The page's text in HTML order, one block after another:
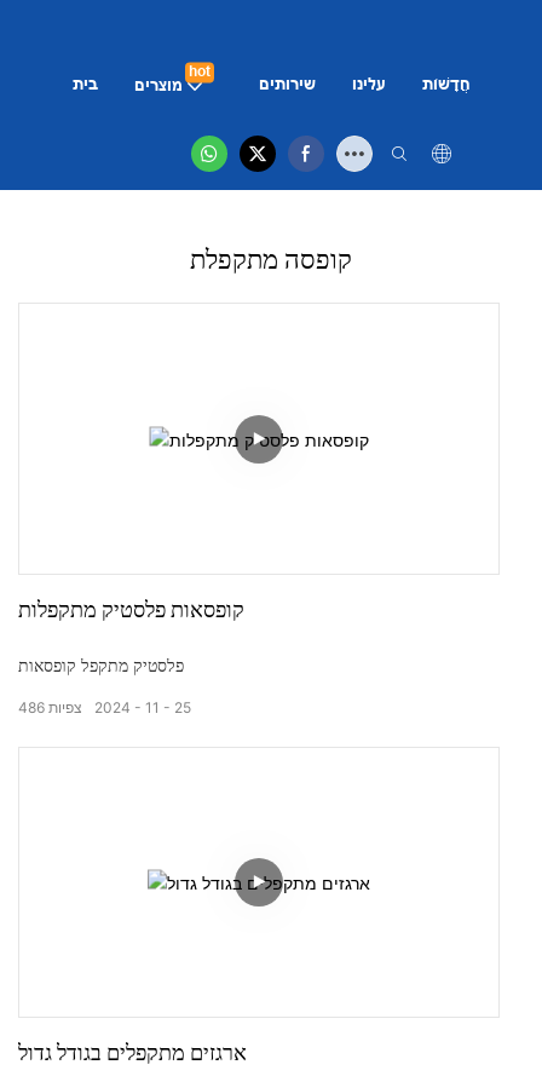
בית מוצרים
hot
שירותים עלינו חֲדָשׁוֹת
קופסה מתקפלת
קופסאות פלסטיק מתקפלות
פלסטיק מתקפל קופסאות
2024 11 25
486 צפיות
ארגזים מתקפלים בגודל גדול